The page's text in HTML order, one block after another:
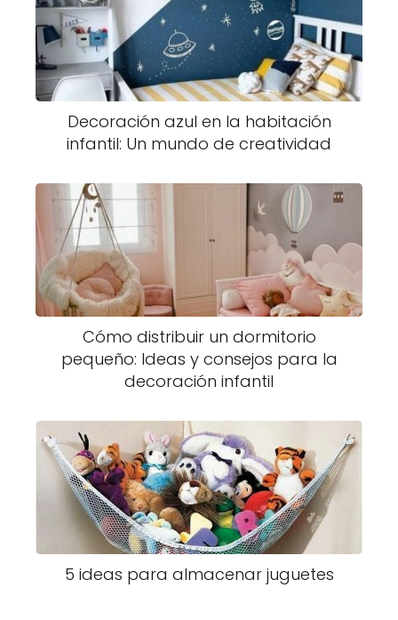
Decoración azul en la habitación
infantil: Un mundo de creatividad
Cómo distribuir un dormitorio
pequeño: Ideas y consejos para la
decoración infantil
5 ideas para almacenar juguetes